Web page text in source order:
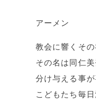
アーメン
教会に響くその
その名は同仁美
分け与える事
こどもたち毎